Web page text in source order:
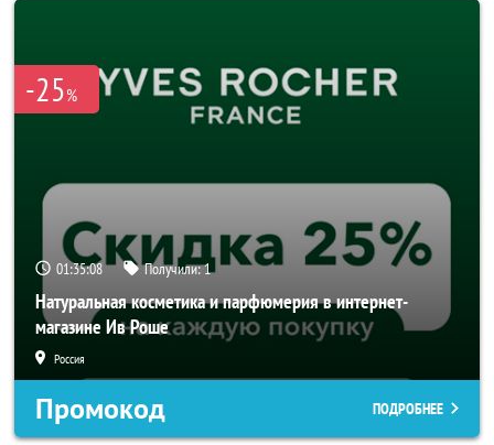
-25%
01:35:06 Получили:1
Натуральная косметика и парфюмерия в интернет-
магазине Ив Роше
Россия
Промокод ПОДРОБНЕЕ